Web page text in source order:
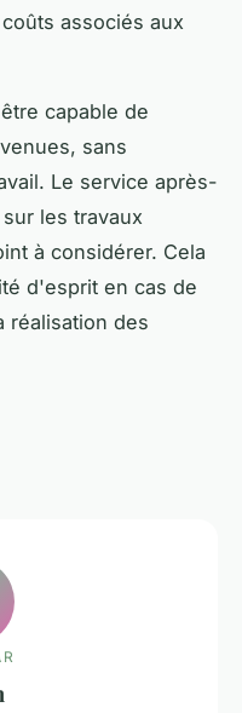
associés aux
capable de
sans
Le service après-
les travaux
à considérer. Cela
d'esprit en cas de
réalisation des